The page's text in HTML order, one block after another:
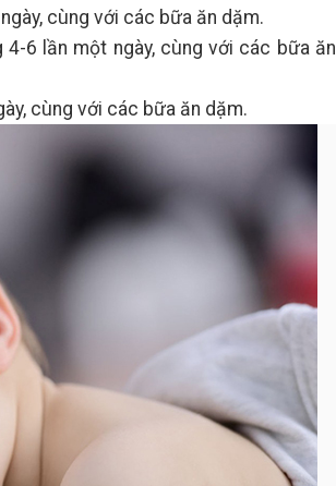
cùng với các bữa ăn dặm.
6 lần một ngày, cùng với các bữa ăn
cùng với các bữa ăn dặm.